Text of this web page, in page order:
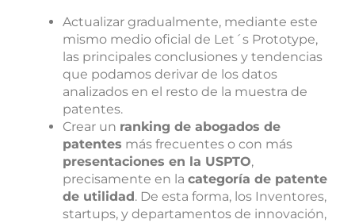
Actualizar gradualmente, mediante este
mismo medio oficial de Let´s Prototype,
las principales conclusiones y tendencias
que podamos derivar de los datos
analizados en el resto de la muestra de
patentes.
Crear un ranking de abogados de
patentes más frecuentes o con más
presentaciones en la USPTO,
precisamente en lacategoría de patente
de utilidad. De esta forma, los Inventores,
startups, y departamentos de innovación,